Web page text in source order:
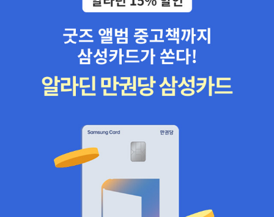
또 검색 쿼리와 검색 문서를 직접 비교해서 관련도(relevancy)에 따
높이는 방법도 살펴본다. 12장 ‘벡터 데이터베이스로 확장하기: RAG
구현하기’에서는 벡터로 변환된 텍스트 임베딩을 저장하고 검색할 때
다. 벡터 데이터베이스에서 많이 활용되는 저장 및 검색 알고리즘인
활용해 멀티 모달 검색을 구현하는 실습을 진행한다. 13장 ‘LLM 운영
하기’에서는 머신러닝 모델을 효과적으로 운영하기 위해 사용하던 M
LOps를 LLM에 맞춰 확장한 LLMOps에 대해 알아본다. 기존의 머신
러닝 모델과 LLM의 차이점을 통해 LLMOps에서 더 집중해야 하는
부분을 소개한다. 대표적으로 LLM은 기존 머신러닝 모델에 비해 평
가하기 어렵다. 아직까지도 LLM의 평가는 정답이 없고 모두가 고민